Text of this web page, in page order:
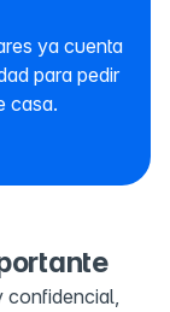
ya cuenta
para pedir
casa.
confidencial,